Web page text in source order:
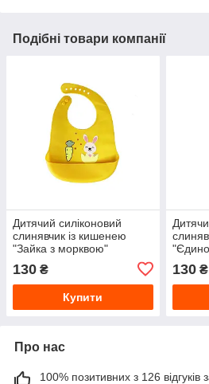
Подібні товари компанії
Дитячий силіконовий
слинявчик із кишенею
"Зайка з морквою"
130 ₴
Купити
130₴
Про нас
100% позитивних з 126 відгуків